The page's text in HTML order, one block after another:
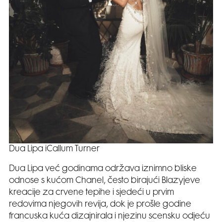
Dua Lipa iCallum Turner
Dua Lipa već godinama održava iznimno bliske
odnose s kućom Chanel, često birajući Blazyjeve
kreacije za crvene tepihe i sjedeći u prvim
redovima njegovih revija, dok je prošle godine
francuska kuća dizajnirala i njezinu scensku odjeću